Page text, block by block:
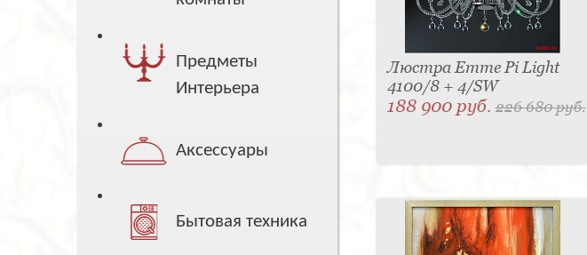
Предметы
Интерьера
Аксессуары
Бытовая техника
Люстра Emme Pi Light
4100/8 + 4/SW
188 900 руб.226 680 руб.